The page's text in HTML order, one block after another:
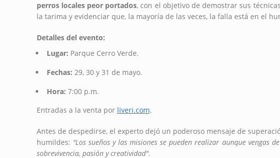
perros locales peor portados, con el objetivo de demostrar sus
la tarima y evidenciar que, la mayoría de las veces, la falla está en el
Detalles del evento:
Lugar: Parque Cerro Verde.
Fechas: 29, 30 y 31 de mayo.
Hora: 7:00 p.m.
Entradas a la venta por liveri.com.
Antes de despedirse, el experto dejó un poderoso mensaje de
humildes: "Los sueños y las misiones se pueden realizar aunque vengas
sobrevivencia, pasión y creatividad".